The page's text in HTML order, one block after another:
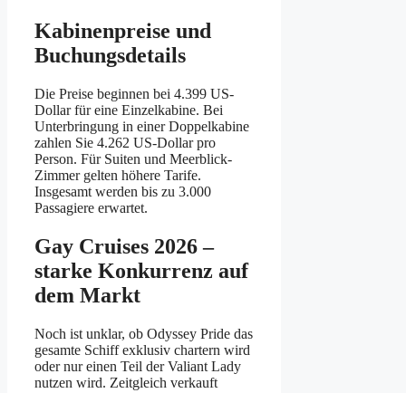
Kabinenpreise und
Buchungsdetails
Die Preise beginnen bei 4.399 US-
Dollar für eine Einzelkabine. Bei
Unterbringung in einer Doppelkabine
zahlen Sie 4.262 US-Dollar pro
Person. Für Suiten und Meerblick-
Zimmer gelten höhere Tarife.
Insgesamt werden bis zu 3.000
Passagiere erwartet.
Gay Cruises 2026 –
starke Konkurrenz auf
dem Markt
Noch ist unklar, ob Odyssey Pride das
gesamte Schiff exklusiv chartern wird
oder nur einen Teil der Valiant Lady
nutzen wird. Zeitgleich verkauft